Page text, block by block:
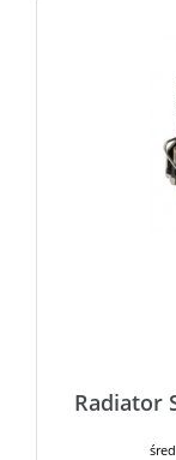
Radiator